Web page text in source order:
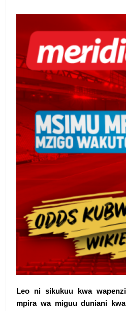
Leo ni sikukuu kwa
mpira wa miguu duniani